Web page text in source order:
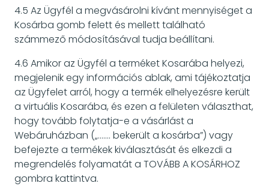
4.5 Az Ügyfél a megvásárolni kívánt mennyiséget a
Kosárba gomb felett és mellett található
számmező módosításával tudja beállítani.
4.6 Amikor az Ügyfél a terméket Kosarába helyezi,
megjelenik egy információs ablak, ami tájékoztatja
az Ügyfelet arról, hogy a termék elhelyezésre került
a virtuális Kosarába, és ezen a felületen választhat,
hogy tovább folytatja-e a vásárlást a
Webáruházban („……. bekerült a kosárba”) vagy
befejezte a termékek kiválasztását és elkezdi a
megrendelés folyamatát a TOVÁBB A KOSÁRHOZ
gombra kattintva.